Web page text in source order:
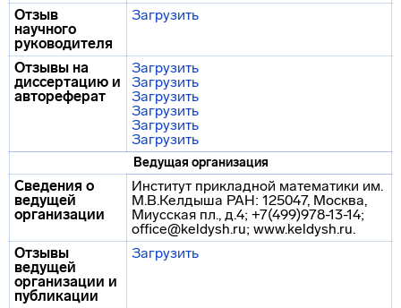
Отзыв
научного
руководителя
Загрузить
Отзывы на
диссертацию и
автореферат
Загрузить
Загрузить
Загрузить
Загрузить
Загрузить
Загрузить
Ведущая организация
Сведения о
ведущей
организации
Институт прикладной математики им.
М.В.Келдыша РАН: 125047, Москва,
Миусская пл., д.4; +7(499)978-13-14;
office@keldysh.ru; www.keldysh.ru.
Отзывы
ведущей
организации и
публикации
Загрузить